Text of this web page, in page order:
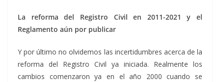
La reforma del Registro Civil en 2011-2021 y el
Reglamento aún por publicar
Y por último no olvidemos las incertidumbres acerca de la
reforma del Registro Civil ya iniciada. Realmente los
cambios comenzaron ya en el año 2000 cuando se